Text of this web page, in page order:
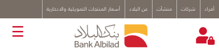
أفراد شركات منشآت عن البلاد أسعار المنتجات التمويلية والادخارية x☰